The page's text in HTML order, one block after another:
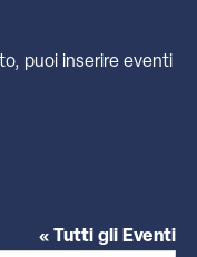
puoi inserire eventi
« Tutti gli Eventi